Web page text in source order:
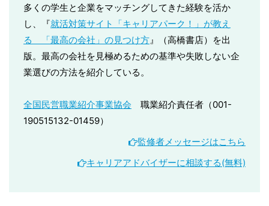
多くの学生と企業をマッチングしてきた経験を活か
し、『就活対策サイト「キャリアパーク！」が教え
る 「最高の会社」の見つけ方』（高橋書店）を出
版。最高の会社を見極めるための基準や失敗しない企
業選びの方法を紹介している。
全国民営職業紹介事業協会 職業紹介責任者（001-
190515132-01459）
監修者メッセージはこちら
キャリアアドバイザーに相談する(無料)